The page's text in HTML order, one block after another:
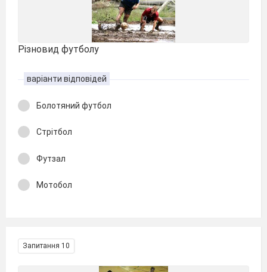
Різновид футболу
варіанти відповідей
Болотяний футбол
Стрітбол
Футзал
Мотобол
Запитання 10